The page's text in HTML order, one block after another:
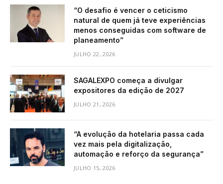
“O desafio é vencer o ceticismo
natural de quem já teve experiências
menos conseguidas com software de
planeamento”
JULHO 22, 2026
SAGALEXPO começa a divulgar
expositores da edição de 2027
JULHO 21, 2026
“A evolução da hotelaria passa cada
vez mais pela digitalização,
automação e reforço da segurança”
JULHO 15, 2026